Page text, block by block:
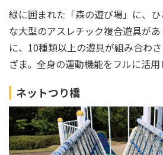
緑に囲まれた「森の遊び場」に、
な大型のアスレチック複合遊具が
に、10種類以上の遊具が組み合わ
ざま。全身の運動機能をフルに活用
ネットつり橋